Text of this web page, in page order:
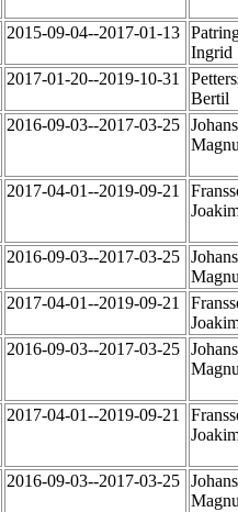
2015-09-04--2017-01-13
Ingrid
2017-01-20--2019-10-31
Bertil
2016-09-03--2017-03-25
2017-04-01--2019-09-21
2016-09-03--2017-03-25
2017-04-01--2019-09-21
2016-09-03--2017-03-25
2017-04-01--2019-09-21
2016-09-03--2017-03-25